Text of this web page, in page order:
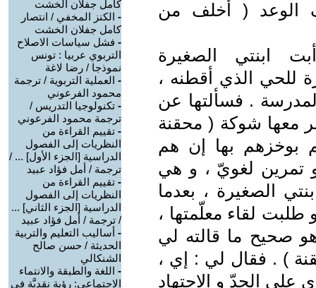
الوعد ( أخلف من
ابنتي الصغيرة
للحي الذي أقطنه ،
. فسألتها عن
معها شوكة ( محقنة
بوخزهم بها إن هم
تمرين لغويّ ، و هي
الصغيرة ، بعدما
طلبت لقاء معلّمتها ،
صحيح ما قالته لي
) . فقال لي : إي ،
على الجدّ و الاجتهاد
كامل جفلان الخشت
- الكنز المخفي / انتصار
كامل جفلان الخشت
- فشل سياسات الاصلاح
التربوي عربيا : تونس
نموذجا / رضا لاغة
- العملية التربوية / ترجمة
محمود الفرعوني
- تكنولوجيا التدريس /
ترجمة محمود الفرعوني
- تقييم القراءة من
النظريات إلى الفصول
الدراسية [الجزء الأول] ... /
ترجمة / أمل فؤاد عبيد
- تقييم القراءة من
النظريات إلى الفصول
الدراسية [الجزء الثاني] ...
/ ترجمة / أمل فؤاد عبيد
- أساليب التعليم والتربية
الحديثة / حسن صالح
الشنكالي
- اللغة والطبقة والانتماء
الاجتماعي: رؤية نقديَّة في